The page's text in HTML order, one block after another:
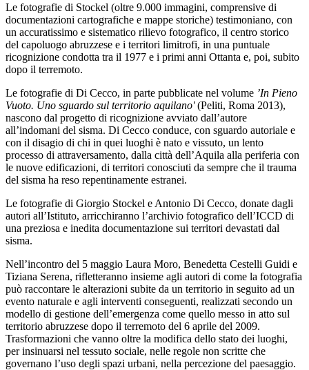
Le fotografie di Stockel (oltre 9.000 immagini, comprensive di
documentazioni cartografiche e mappe storiche) testimoniano, con
un accuratissimo e sistematico rilievo fotografico, il centro storico
del capoluogo abruzzese e i territori limitrofi, in una puntuale
ricognizione condotta tra il 1977 e i primi anni Ottanta e, poi, subito
dopo il terremoto.
Le fotografie di Di Cecco, in parte pubblicate nel volume ’In Pieno
Vuoto. Uno sguardo sul territorio aquilano'(Peliti, Roma 2013),
nascono dal progetto di ricognizione avviato dall’autore
all’indomani del sisma. Di Cecco conduce, con sguardo autoriale e
con il disagio di chi in quei luoghi è nato e vissuto, un lento
processo di attraversamento, dalla città dell’Aquila alla periferia con
le nuove edificazioni, di territori conosciuti da sempre che il trauma
del sisma ha reso repentinamente estranei.
Le fotografie di Giorgio Stockel e Antonio Di Cecco, donate dagli
autori all’Istituto, arricchiranno l’archivio fotografico dell’ICCD di
una preziosa e inedita documentazione sui territori devastati dal
sisma.
Nell’incontro del 5 maggio Laura Moro, Benedetta Cestelli Guidi e
Tiziana Serena, rifletteranno insieme agli autori di come la fotografia
può raccontare le alterazioni subite da un territorio in seguito ad un
evento naturale e agli interventi conseguenti, realizzati secondo un
modello di gestione dell’emergenza come quello messo in atto sul
territorio abruzzese dopo il terremoto del 6 aprile del 2009.
Trasformazioni che vanno oltre la modifica dello stato dei luoghi,
per insinuarsi nel tessuto sociale, nelle regole non scritte che
governano l’uso degli spazi urbani, nella percezione del paesaggio.